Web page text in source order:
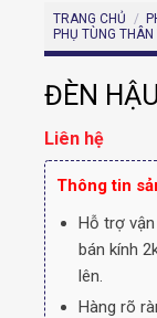
TRANG CHỦ /
PHỤ TÙNG THÂN
ĐÈN
Liên hệ
Thông tin
Hỗ trợ
bán kính
lên.
Hàng rõ